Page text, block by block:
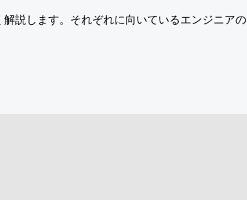
説します。それぞれに向いているエンジニアの